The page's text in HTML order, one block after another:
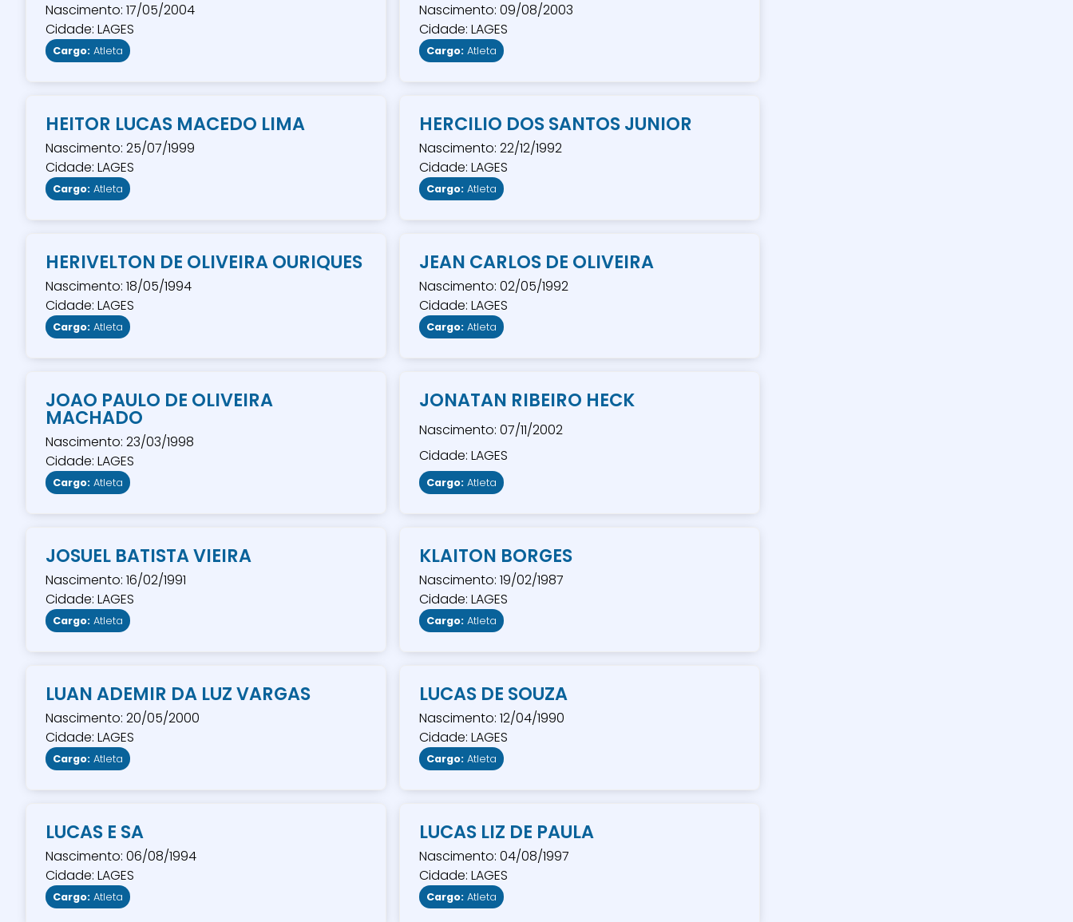
Nascimento: 17/05/2004
Cidade: LAGES
Cargo: Atleta
Nascimento: 09/08/2003
Cidade: LAGES
Cargo: Atleta
HEITOR LUCAS MACEDO LIMA
Nascimento: 25/07/1999
Cidade: LAGES
Cargo: Atleta
HERCILIO DOS SANTOS JUNIOR
Nascimento: 22/12/1992
Cidade: LAGES
Cargo: Atleta
HERIVELTON DE OLIVEIRA OURIQUES
Nascimento: 18/05/1994
Cidade: LAGES
Cargo: Atleta
JEAN CARLOS DE OLIVEIRA
Nascimento: 02/05/1992
Cidade: LAGES
Cargo: Atleta
JOAO PAULO DE OLIVEIRA
MACHADO
Nascimento: 23/03/1998
Cidade: LAGES
Cargo: Atleta
JONATAN RIBEIRO HECK
Nascimento: 07/11/2002
Cidade: LAGES
Cargo: Atleta
JOSUEL BATISTA VIEIRA
Nascimento: 16/02/1991
Cidade: LAGES
Cargo: Atleta
KLAITON BORGES
Nascimento: 19/02/1987
Cidade: LAGES
Cargo: Atleta
LUAN ADEMIR DA LUZ VARGAS
Nascimento: 20/05/2000
Cidade: LAGES
Cargo: Atleta
LUCAS DE SOUZA
Nascimento: 12/04/1990
Cidade: LAGES
Cargo: Atleta
LUCAS E SA
Nascimento: 06/08/1994
Cidade: LAGES
Cargo: Atleta
LUCAS LIZ DE PAULA
Nascimento: 04/08/1997
Cidade: LAGES
Cargo: Atleta